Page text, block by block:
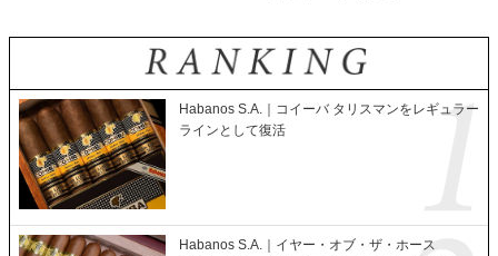
Habanos S.A.｜コイーバ タリスマンをレギュラー
ラインとして復活
Habanos S.A.｜イヤー・オブ・ザ・ホース